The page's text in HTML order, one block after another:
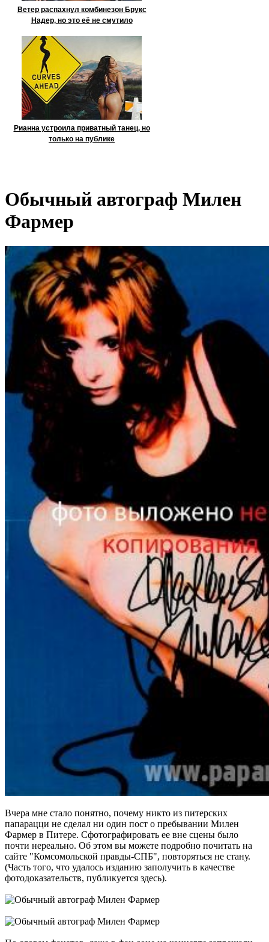
Ветер распахнул комбинезон Брукс
Надер, но это её не смутило
Рианна устроила приватный танец, но
только на публике
Обычный автограф Милен
Фармер
Вчера мне стало понятно, почему никто из питерских
папарацци не сделал ни один пост о пребывании Милен
Фармер в Питере. Сфотографировать ее вне сцены было
почти нереально. Об этом вы можете подробно почитать на
сайте "Комсомольской правды-СПБ", повторяться не стану.
(Часть того, что удалось изданию заполучить в качестве
фотодоказательств, публикуется здесь).